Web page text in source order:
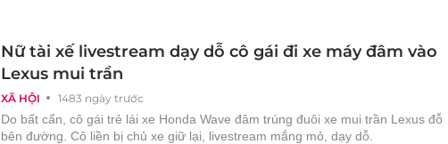
XÃ HỘI 1483 ngày trước
Nữ tài xế livestream dạy dỗ cô gái đi xe máy đâm vào
Lexus mui trần
Do bất cẩn, cô gái trẻ lái xe Honda Wave đâm trúng đuôi xe mui trần Lexus đỗ
bên đường. Cô liền bị chủ xe giữ lại, livestream mắng mỏ, dạy dỗ.